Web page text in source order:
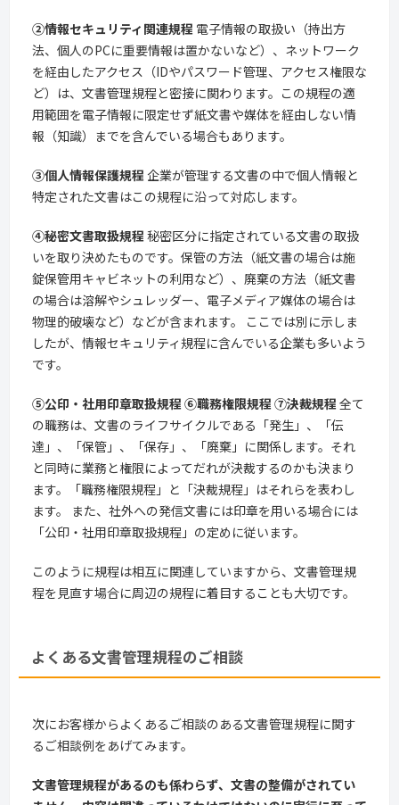
②情報セキュリティ関連規程 電子情報の取扱い（持出方
法、個人のPCに重要情報は置かないなど）、ネットワーク
を経由したアクセス（IDやパスワード管理、アクセス権限な
ど）は、文書管理規程と密接に関わります。この規程の適
用範囲を電子情報に限定せず紙文書や媒体を経由しない情
報（知識）までを含んでいる場合もあります。
③個人情報保護規程企業が管理する文書の中で個人情報と
特定された文書はこの規程に沿って対応します。
④秘密文書取扱規程秘密区分に指定されている文書の取扱
いを取り決めたものです。保管の方法（紙文書の場合は施
錠保管用キャビネットの利用など）、廃棄の方法（紙文書
の場合は溶解やシュレッダー、電子メディア媒体の場合は
物理的破壊など）などが含まれます。 ここでは別に示しま
したが、情報セキュリティ規程に含んでいる企業も多いよう
です。
⑤公印・社用印章取扱規程⑥職務権限規程⑦決裁規程全て
の職務は、文書のライフサイクルである「発生」、「伝
達」、「保管」、「保存」、「廃棄」に関係します。それ
と同時に業務と権限によってだれが決裁するのかも決まり
ます。「職務権限規程」と「決裁規程」はそれらを表わし
ます。 また、社外への発信文書には印章を用いる場合には
「公印・社用印章取扱規程」の定めに従います。
このように規程は相互に関連していますから、文書管理規
程を見直す場合に周辺の規程に着目することも大切です。
よくある文書管理規程のご相談
次にお客様からよくあるご相談のある文書管理規程に関す
るご相談例をあげてみます。
文書管理規程があるのも係わらず、文書の整備がされてい